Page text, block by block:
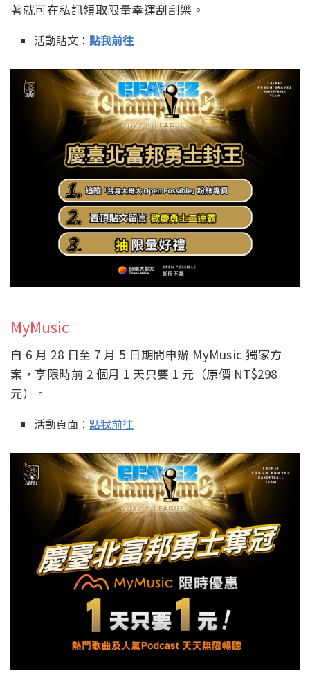
著就可在私訊領取限量幸運刮刮樂。
活動貼文：點我前往
MyMusic
自 6 月 28 日至 7 月 5 日期間申辦 MyMusic 獨家方
案，享限時前 2 個月 1 天只要 1 元（原價 NT$298
元）。
活動頁面：點我前往